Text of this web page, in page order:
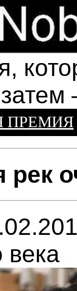
затем
ПРЕМИЯ
рек
века